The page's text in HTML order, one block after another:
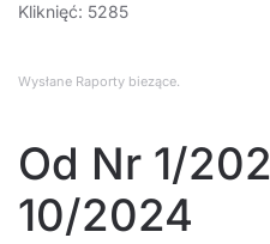
Kliknięć: 5285
Wysłane Raporty biezące.
Od Nr 1/
10/2024